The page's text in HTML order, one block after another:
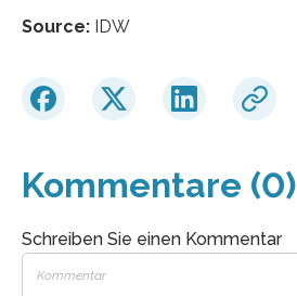
Source: IDW
Kommentare (0)
Schreiben Sie einen Kommentar